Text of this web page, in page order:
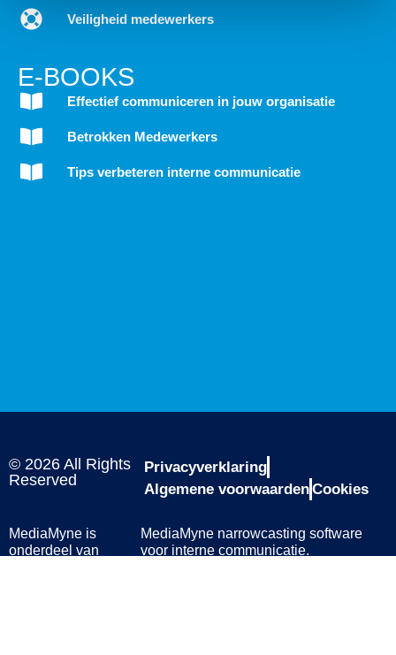
Veiligheid medewerkers
E-BOOKS
Effectief communiceren in jouw organisatie
Betrokken Medewerkers
Tips verbeteren interne communicatie
© 2026 All Rights
Reserved
Privacyverklaring
Algemene voorwaardenCookies
MediaMyne is
onderdeel van
MediaMyne narrowcasting software
voor interne communicatie.